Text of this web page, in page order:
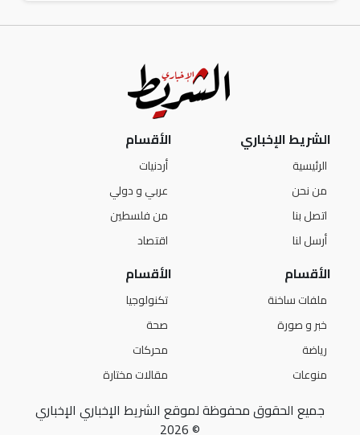
الشريط الإخباري
الرئيسية
من نحن
اتصل بنا
أرسل لنا
الأقسام
أردنيات
عربي و دولي
من فلسطين
اقتصاد
الأقسام
ملفات ساخنة
خبر و صورة
رياضة
منوعات
الأقسام
تكنولوجيا
صحة
محركات
مقالات مختارة
جميع الحقوق محفوظة لموقع الشريط الإخباري الإخباري
© 2026